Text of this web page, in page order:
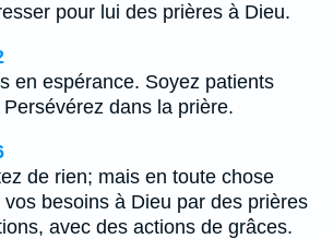
pour lui des prières à Dieu.
en espérance. Soyez patients
dans la prière.
de rien; mais en toute chose
besoins à Dieu par des prières
avec des actions de grâces.